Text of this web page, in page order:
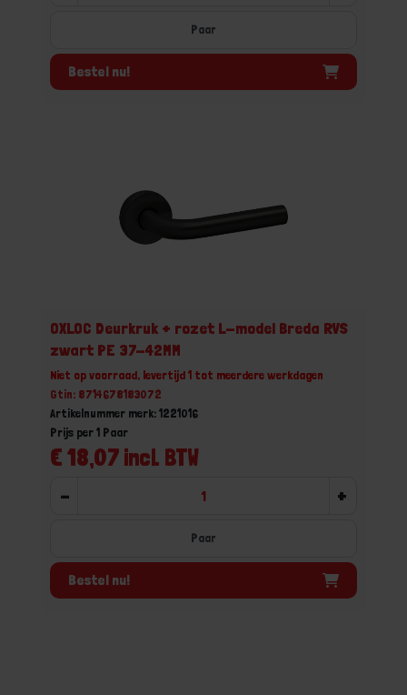
Paar
Bestel nu!
OXLOC Deurkruk + rozet L-model Breda RVS
zwart PE 37-42MM
Niet op voorraad, levertijd 1 tot meerdere werkdagen
Gtin: 8714678183072
Artikelnummer merk: 1221016
€ 18,07 incl. BTW
Prijs per 1 Paar
- +
Paar
Bestel nu!